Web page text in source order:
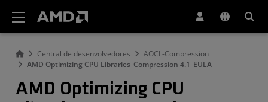
Central de desenvolvedores
AOCL-Compression
AMD Optimizing CPU Libraries_Compression 4.1_EULA
AMD Optimizing CPU